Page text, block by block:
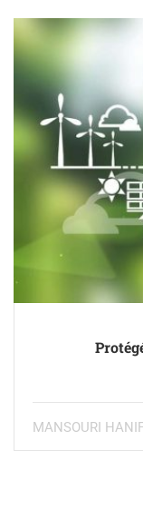
MANSOURI